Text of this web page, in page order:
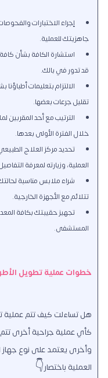
إجراء الاختبارات
جاهزيتك للعملية.
استشارة الكافة بشأن
قد تدور في بالك.
الالتزام بتعليمات
تقليل جرعات بعضها.
الترتيب مع أحد المقربين
خلال الفترة الأولى بعدها.
تحديد مركز العلاج
العملية، وزيارته لمعرفة
شراء ملابس مناسبة
تتلائم مع الأجهزة الخارجية.
تجهيز حقيبتك بكافة
المستشفى.
خطوات عملية تطويل
هل تساءلت كيف تتم عملية
كأي عملية جراحية أخرى
وأخرى يعتمد على نوع جهاز
العملية باختصار👇